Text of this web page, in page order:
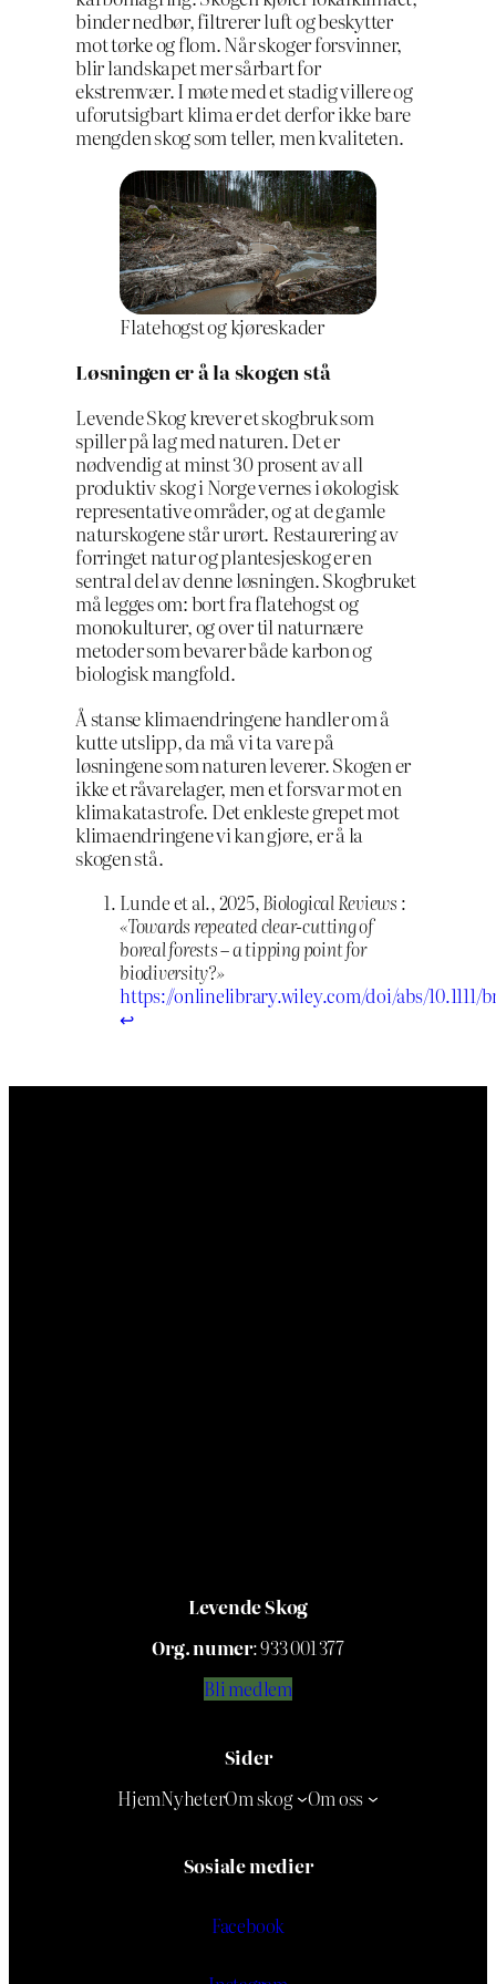
binder nedbør, filtrerer luft og beskytter
mot tørke og flom. Når skoger forsvinner,
blir landskapet mer sårbart for
ekstremvær. I møte med et stadig villere og
uforutsigbart klima er det derfor ikke bare
mengden skog som teller, men kvaliteten.
Flatehogst og kjøreskader
Løsningen er å la skogen stå
Levende Skog krever et skogbruk som
spiller på lag med naturen. Det er
nødvendig at minst 30 prosent av all
produktiv skog i Norge vernes i økologisk
representative områder, og at de gamle
naturskogene står urørt. Restaurering av
forringet natur og plantesjeskog er en
sentral del av denne løsningen. Skogbruket
må legges om: bort fra flatehogst og
monokulturer, og over til naturnære
metoder som bevarer både karbon og
biologisk mangfold.
Å stanse klimaendringene handler om å
kutte utslipp, da må vi ta vare på
løsningene som naturen leverer. Skogen er
ikke et råvarelager, men et forsvar mot en
klimakatastrofe. Det enkleste grepet mot
klimaendringene vi kan gjøre, er å la
skogen stå.
Lunde et al., 2025,Biological Reviews :
«Towards repeated clear-cutting of
boreal forests – a tipping point for
biodiversity?»
https://onlinelibrary.wiley.com/doi/abs/10.1111/
↩︎
Levende Skog
Org. numer: 933 001 377
Bli medlem
Sider
HjemNyheterOm skog Om oss
Sosiale medier
Facebook